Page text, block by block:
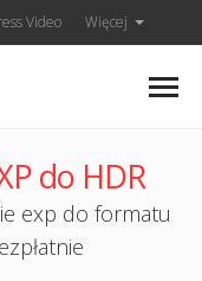
Video Więcej
do HDR
exp do formatu